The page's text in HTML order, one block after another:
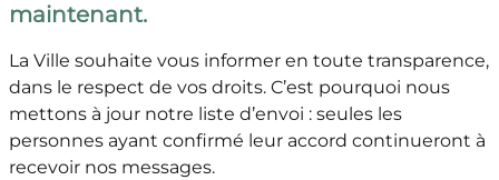
maintenant.
La Ville souhaite vous informer en toute transparence,
dans le respect de vos droits. C’est pourquoi nous
mettons à jour notre liste d’envoi : seules les
personnes ayant confirmé leur accord continueront à
recevoir nos messages.